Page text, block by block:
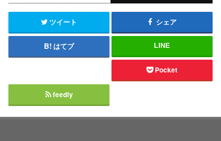
ツイート シェア
はてブ LINE
Pocket
feedly